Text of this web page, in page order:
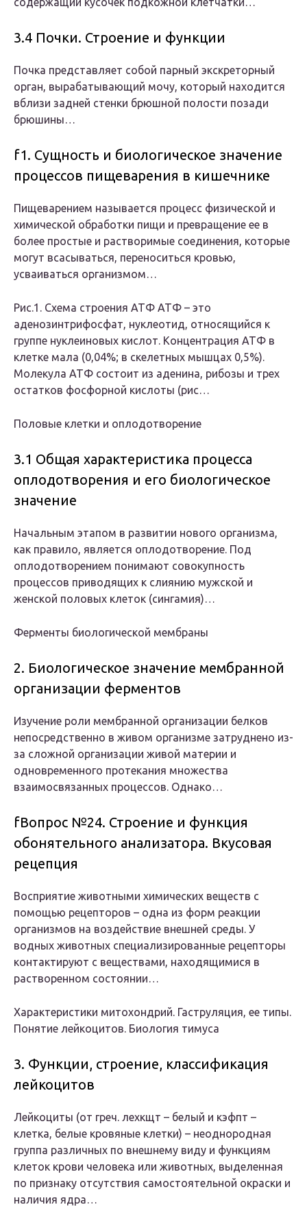
3.4 Почки. Строение и функции
Почка представляет собой парный экскреторный
орган, вырабатывающий мочу, который находится
вблизи задней стенки брюшной полости позади
брюшины…
f1. Сущность и биологическое значение
процессов пищеварения в кишечнике
Пищеварением называется процесс физической и
химической обработки пищи и превращение ее в
более простые и растворимые соединения, которые
могут всасываться, переноситься кровью,
усваиваться организмом…
Рис.1. Схема строения АТФ АТФ – это
аденозинтрифосфат, нуклеотид, относящийся к
группе нуклеиновых кислот. Концентрация АТФ в
клетке мала (0,04%; в скелетных мышцах 0,5%).
Молекула АТФ состоит из аденина, рибозы и трех
остатков фосфорной кислоты (рис…
Половые клетки и оплодотворение
3.1 Общая характеристика процесса
оплодотворения и его биологическое
значение
Начальным этапом в развитии нового организма,
как правило, является оплодотворение. Под
оплодотворением понимают совокупность
процессов приводящих к слиянию мужской и
женской половых клеток (сингамия)…
Ферменты биологической мембраны
2. Биологическое значение мембранной
организации ферментов
Изучение роли мембранной организации белков
непосредственно в живом организме затруднено из-
за сложной организации живой материи и
одновременного протекания множества
взаимосвязанных процессов. Однако…
fВопрос №24. Строение и функция
обонятельного анализатора. Вкусовая
рецепция
Восприятие животными химических веществ с
помощью рецепторов – одна из форм реакции
организмов на воздействие внешней среды. У
водных животных специализированные рецепторы
контактируют с веществами, находящимися в
растворенном состоянии…
Характеристики митохондрий. Гаструляция, ее типы.
Понятие лейкоцитов. Биология тимуса
3. Функции, строение, классификация
лейкоцитов
Лейкоциты (от греч. лехкщт – белый и кэфпт –
клетка, белые кровяные клетки) – неоднородная
группа различных по внешнему виду и функциям
клеток крови человека или животных, выделенная
по признаку отсутствия самостоятельной окраски и
наличия ядра…